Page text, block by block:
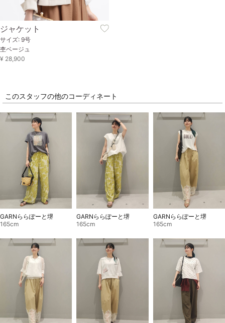
ジャケット
サイズ: 9号
杢ベージュ
¥ 28,900
このスタッフの他のコーディネート
GARNららぽーと堺
165cm
GARNららぽーと堺
165cm
GARNららぽーと堺
165cm